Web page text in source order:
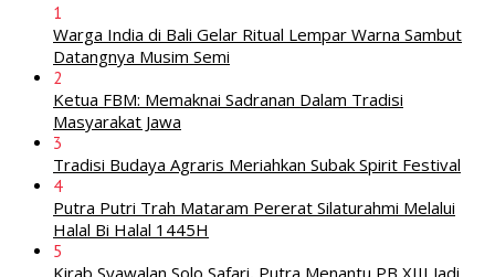
1
Warga India di Bali Gelar Ritual Lempar Warna Sambut
Datangnya Musim Semi
2
Ketua FBM: Memaknai Sadranan Dalam Tradisi
Masyarakat Jawa
3
Tradisi Budaya Agraris Meriahkan Subak Spirit Festival
4
Putra Putri Trah Mataram Pererat Silaturahmi Melalui
Halal Bi Halal 1445H
5
Kirab Syawalan Solo Safari, Putra Menantu PB XIII Jadi